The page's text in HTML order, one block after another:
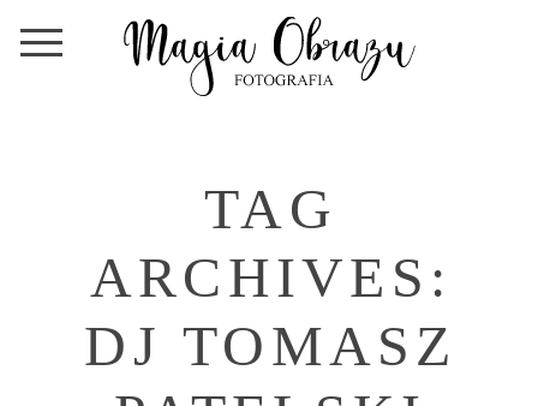
TAG
ARCHIVES:
DJ TOMASZ